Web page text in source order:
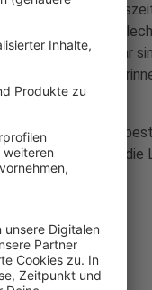
das Wetter
hörbar
um
Jahre
Platz gehen, um die
Markt